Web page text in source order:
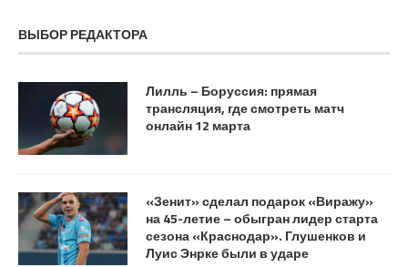
ВЫБОР РЕДАКТОРА
Лилль – Боруссия: прямая
трансляция, где смотреть матч
онлайн 12 марта
«Зенит» сделал подарок «Виражу»
на 45-летие – обыгран лидер старта
сезона «Краснодар». Глушенков и
Луис Энрке были в ударе